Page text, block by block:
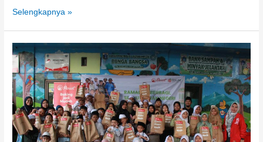
Selengkapnya »
Parrot
Coklat
Berbagi
Kebahagiaan
Ramadan
Bersama
Penghafal
Qur’an